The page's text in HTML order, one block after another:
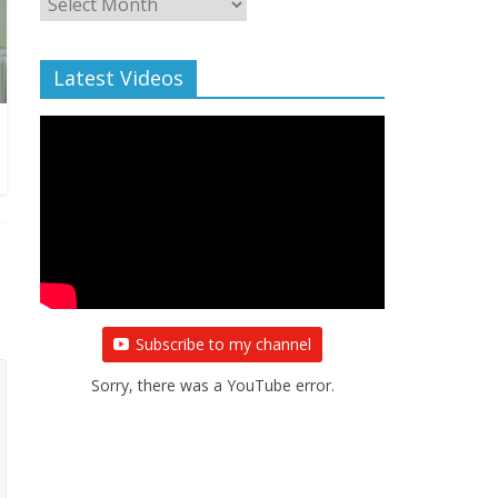
Archive
Latest Videos
Subscribe to my channel
Sorry, there was a YouTube error.